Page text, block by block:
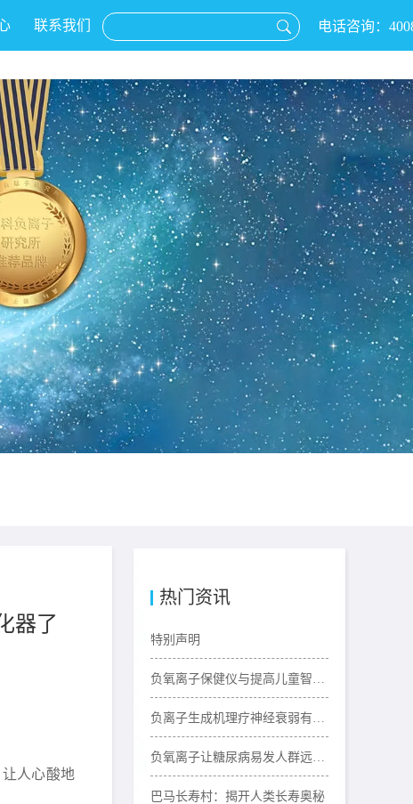
联系我们 电话咨询：
器了
人心酸地
热门资讯
特别声明
负氧离子保健仪与提高儿童智力的关系
负离子生成机理疗神经衰弱有奇效
负氧离子让糖尿病易发人群远离糖尿病
巴马长寿村：揭开人类长寿奥秘